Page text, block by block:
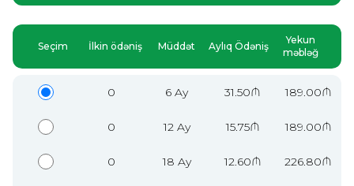
Seçim İlkin ödəniş Müddət Aylıq Ödəniş
Yekun
məbləğ
0 6 Ay 31.50₼ 189.00₼
0 12 Ay 15.75₼ 189.00₼
0 18 Ay 12.60₼ 226.80₼